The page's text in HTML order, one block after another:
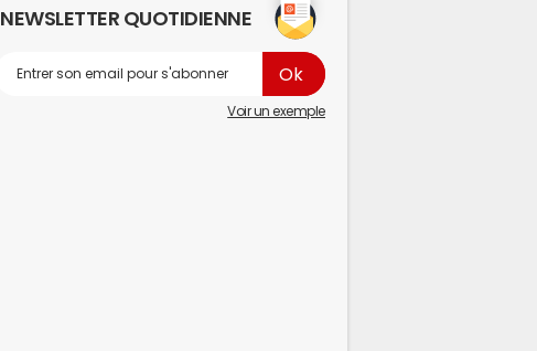
NEWSLETTER QUOTIDIENNE
Voir un exemple